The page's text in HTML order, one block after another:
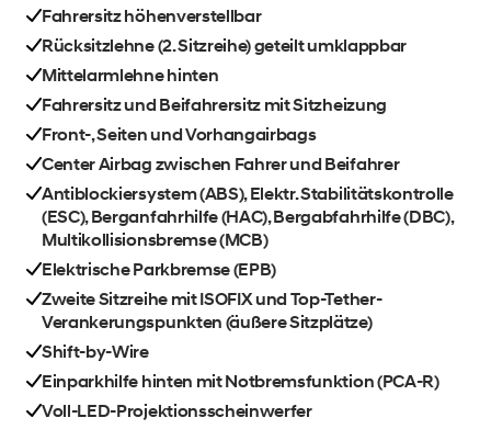
Fahrersitz höhenverstellbar
Rücksitzlehne (2. Sitzreihe) geteilt umklappbar
Mittelarmlehne hinten
Fahrersitz und Beifahrersitz mit Sitzheizung
Front-, Seiten und Vorhangairbags
Center Airbag zwischen Fahrer und Beifahrer
Antiblockiersystem (ABS), Elektr. Stabilitätskontrolle
(ESC), Berganfahrhilfe (HAC), Bergabfahrhilfe (DBC),
Multikollisionsbremse (MCB)
Elektrische Parkbremse (EPB)
Zweite Sitzreihe mit ISOFIX und Top-Tether-
Verankerungspunkten (äußere Sitzplätze)
Shift-by-Wire
Einparkhilfe hinten mit Notbremsfunktion (PCA-R)
Voll-LED-Projektionsscheinwerfer